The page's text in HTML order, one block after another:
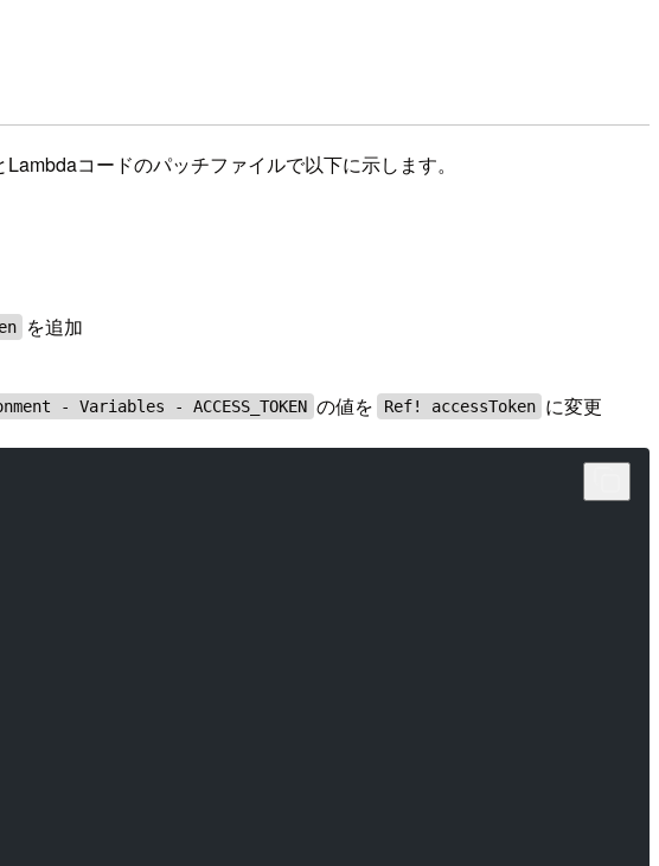
コードのパッチファイルで以下に示します。
を追加
- Variables - ACCESS_TOKEN の値を Ref! accessToken に変更